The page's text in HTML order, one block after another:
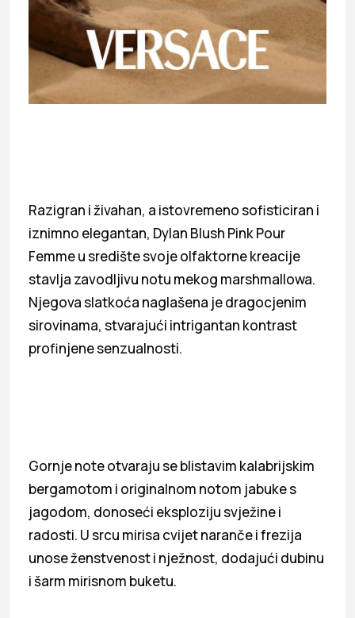
Razigran i živahan, a istovremeno sofisticiran i
iznimno elegantan, Dylan Blush Pink Pour
Femme u središte svoje olfaktorne kreacije
stavlja zavodljivu notu mekog marshmallowa.
Njegova slatkoća naglašena je dragocjenim
sirovinama, stvarajući intrigantan kontrast
profinjene senzualnosti.
Gornje note otvaraju se blistavim kalabrijskim
bergamotom i originalnom notom jabuke s
jagodom, donoseći eksploziju svježine i
radosti. U srcu mirisa cvijet naranče i frezija
unose ženstvenost i nježnost, dodajući dubinu
i šarm mirisnom buketu.